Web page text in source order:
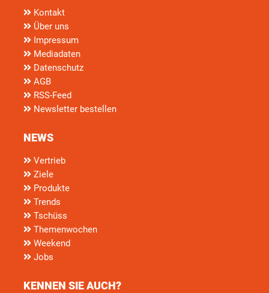
Kontakt
Über uns
Impressum
Mediadaten
Datenschutz
AGB
RSS-Feed
Newsletter bestellen
NEWS
Vertrieb
Ziele
Produkte
Trends
Tschüss
Themenwochen
Weekend
Jobs
KENNEN SIE AUCH?